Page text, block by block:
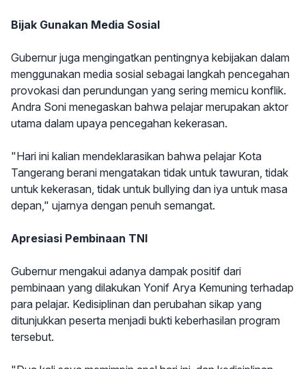
Bijak Gunakan Media Sosial
Gubernur juga mengingatkan pentingnya kebijakan dalam
menggunakan media sosial sebagai langkah pencegahan
provokasi dan perundungan yang sering memicu konflik.
Andra Soni menegaskan bahwa pelajar merupakan aktor
utama dalam upaya pencegahan kekerasan.
"Hari ini kalian mendeklarasikan bahwa pelajar Kota
Tangerang berani mengatakan tidak untuk tawuran, tidak
untuk kekerasan, tidak untuk bullying dan iya untuk masa
depan," ujarnya dengan penuh semangat.
Apresiasi Pembinaan TNI
Gubernur mengakui adanya dampak positif dari
pembinaan yang dilakukan Yonif Arya Kemuning terhadap
para pelajar. Kedisiplinan dan perubahan sikap yang
ditunjukkan peserta menjadi bukti keberhasilan program
tersebut.